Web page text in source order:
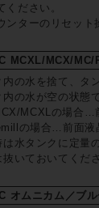
ください。
ンターのリセット
MCXL/MCX/MC/
内の水を捨て、タ
内の水が空の状態
MCXLの場合…
の場合…前面液
は水タンクに定量
いておいてくださ
オムニカム／ブ